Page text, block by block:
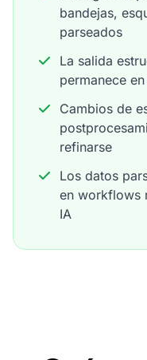
bandejas,
parseados
La salida
permanece
Cambios de
refinarse
Los datos
en workflows
IA